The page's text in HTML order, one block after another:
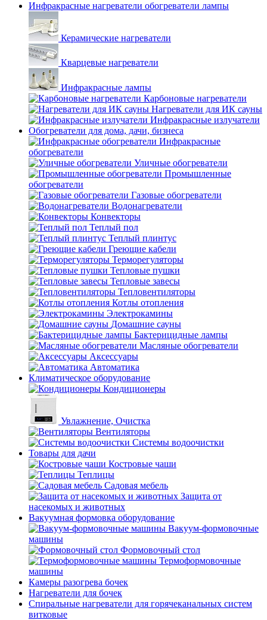
Инфракрасные нагреватели обогреватели лампы
Керамические нагреватели
Кварцевые нагреватели
Инфракрасные лампы
Карбоновые нагреватели
Нагреватели для ИК сауны
Инфракрасные излучатели
Обогреватели для дома, дачи, бизнеса
Инфракрасные
обогреватели
Уличные обогреватели
Промышленные
обогреватели
Газовые обогреватели
Водонагреватели
Конвекторы
Теплый пол
Теплый плинтус
Греющие кабели
Терморегуляторы
Тепловые пушки
Тепловые завесы
Тепловентиляторы
Котлы отопления
Электрокамины
Домашние сауны
Бактерицидные лампы
Масляные обогреватели
Аксессуары
Автоматика
Климатическое оборудование
Кондиционеры
Увлажнение, Очистка
Вентиляторы
Системы водоочистки
Товары для дачи
Костровые чаши
Теплицы
Садовая мебель
Защита от
насекомых и животных
Вакуумная формовка оборудование
Вакуум-формовочные
машины
Формовочный стол
Термоформовочные
машины
Камеры разогрева бочек
Нагреватели для бочек
Спиральные нагреватели для горячеканальных систем
витковые